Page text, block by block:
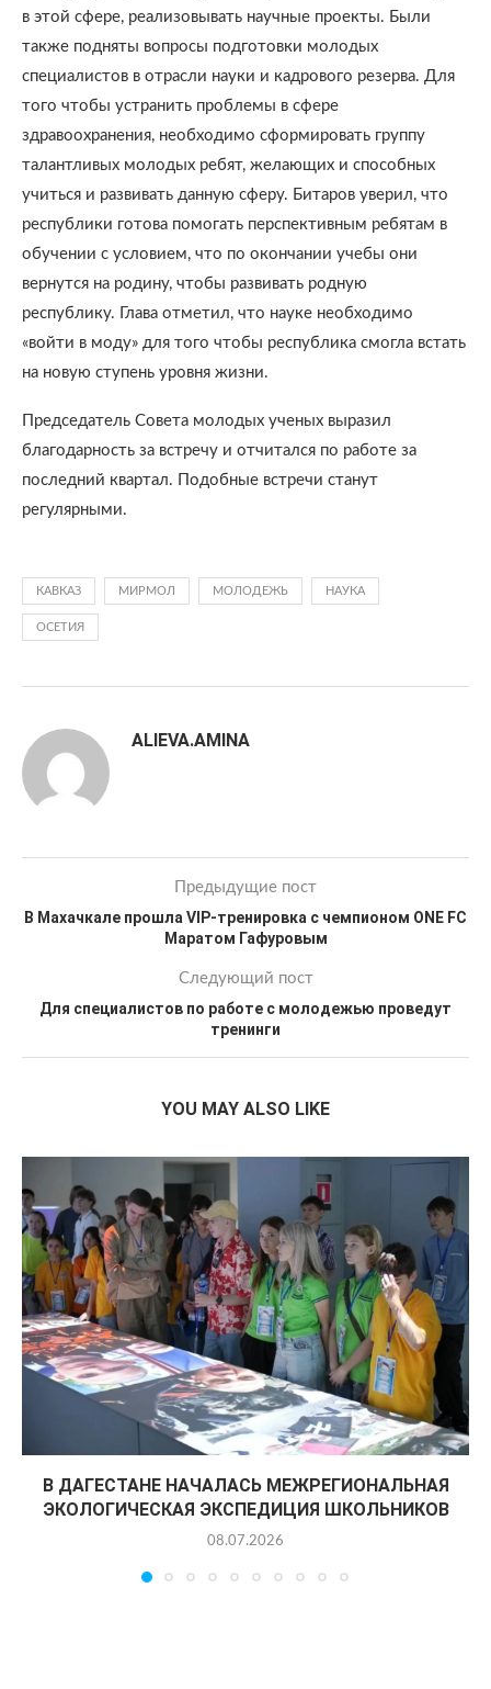
в этой сфере, реализовывать научные проекты. Были
также подняты вопросы подготовки молодых
специалистов в отрасли науки и кадрового резерва. Для
того чтобы устранить проблемы в сфере
здравоохранения, необходимо сформировать группу
талантливых молодых ребят, желающих и способных
учиться и развивать данную сферу. Битаров уверил, что
республики готова помогать перспективным ребятам в
обучении с условием, что по окончании учебы они
вернутся на родину, чтобы развивать родную
республику. Глава отметил, что науке необходимо
«войти в моду» для того чтобы республика смогла встать
на новую ступень уровня жизни.
Председатель Совета молодых ученых выразил
благодарность за встречу и отчитался по работе за
последний квартал. Подобные встречи станут
регулярными.
КАВКАЗ МИРМОЛ МОЛОДЕЖЬ НАУКА
ОСЕТИЯ
ALIEVA.AMINA
Предыдущие пост
В Махачкале прошла VIP-тренировка с чемпионом ONE FC
Маратом Гафуровым
Следующий пост
Для специалистов по работе с молодежью проведут
тренинги
YOU MAY ALSO LIKE
В ДАГЕСТАНЕ НАЧАЛАСЬ МЕЖРЕГИОНАЛЬНАЯ
ЭКОЛОГИЧЕСКАЯ ЭКСПЕДИЦИЯ ШКОЛЬНИКОВ
08.07.2026